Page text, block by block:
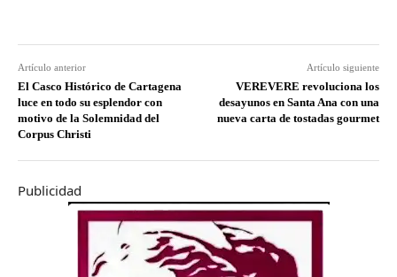
Artículo anterior
El Casco Histórico de Cartagena
luce en todo su esplendor con
motivo de la Solemnidad del
Corpus Christi
Artículo siguiente
VEREVERE revoluciona los
desayunos en Santa Ana con una
nueva carta de tostadas gourmet
Publicidad